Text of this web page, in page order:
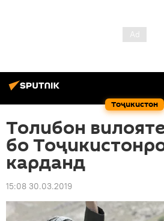
Тоҷикистон
Толибон
бо
карданд
15:08 30.03.2019